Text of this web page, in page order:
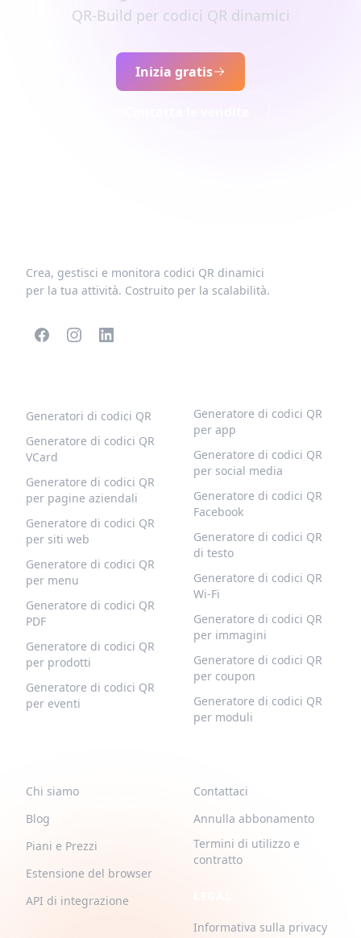
QR-Build per codici QR dinamici
Inizia gratis
Crea, gestisci e monitora codici QR dinamici
per la tua attività. Costruito per la scalabilità.
Generatori di codici QR
Generatore di codici QR
VCard
Generatore di codici QR
per pagine aziendali
Generatore di codici QR
per siti web
Generatore di codici QR
per menu
Generatore di codici QR
PDF
Generatore di codici QR
per prodotti
Generatore di codici QR
per eventi
Generatore di codici QR
per app
Generatore di codici QR
per social media
Generatore di codici QR
Facebook
Generatore di codici QR
di testo
Generatore di codici QR
Wi-Fi
Generatore di codici QR
per immagini
Generatore di codici QR
per coupon
Generatore di codici QR
per moduli
Chi siamo
Blog
Piani e Prezzi
Estensione del browser
API di integrazione
Contattaci
Annulla abbonamento
Termini di utilizzo e
contratto
Informativa sulla privacy